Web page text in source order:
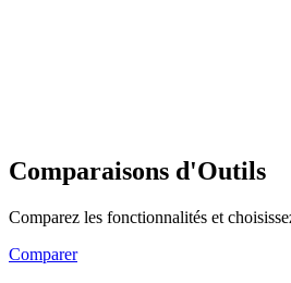
Comparaisons d'Outils
Comparez les fonctionnalités et
Comparer